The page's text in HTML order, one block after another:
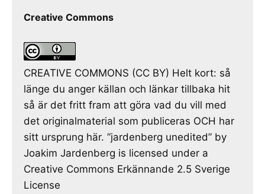
Creative Commons
CREATIVE COMMONS (CC BY) Helt kort: så
länge du anger källan och länkar tillbaka hit
så är det fritt fram att göra vad du vill med
det originalmaterial som publiceras OCH har
sitt ursprung här. ”jardenberg unedited” by
Joakim Jardenberg is licensed under a
Creative Commons Erkännande 2.5 Sverige
License